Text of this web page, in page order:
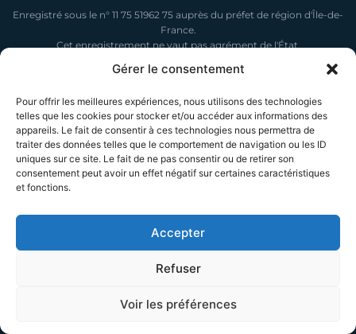
Gérer le consentement
Pour offrir les meilleures expériences, nous utilisons des technologies
telles que les cookies pour stocker et/ou accéder aux informations des
appareils. Le fait de consentir à ces technologies nous permettra de
traiter des données telles que le comportement de navigation ou les ID
uniques sur ce site. Le fait de ne pas consentir ou de retirer son
consentement peut avoir un effet négatif sur certaines caractéristiques
et fonctions.
Accepter
Refuser
Voir les préférences
Enregistré sous le n° 11 75 51962 75 auprès du préfet de région d'Île-de-
France.
Cet enregistrement ne vaut pas agrément de l'État.
Email
ludovic@telepilote.org
Campus
29 Grande Rue, 78770 Marcq
Réponse rapide. Sans engagement.
NOUS CONTACTER